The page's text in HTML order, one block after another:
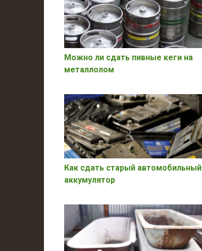
Можно ли сдать пивные кеги на
металлолом
Как сдать старый автомобильный
аккумулятор